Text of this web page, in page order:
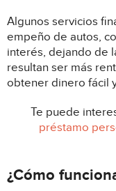
Algunos servicios
empeño de autos,
interés, dejando de
resultan ser más
obtener dinero fácil
Te puede
préstamo
¿Cómo